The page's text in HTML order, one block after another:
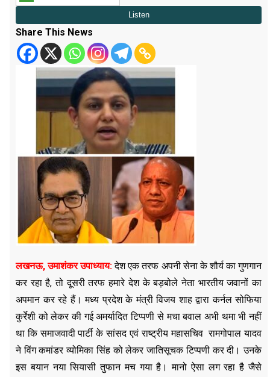
Share This News
लखनऊ, उमाशंकर उपाध्याय: देश एक तरफ अपनी सेना के शौर्य का गुणगान
कर रहा है, तो दूसरी तरफ हमारे देश के बड़बोले नेता भारतीय जवानों का
अपमान कर रहे हैं। मध्य प्रदेश के मंत्री विजय शाह द्वारा कर्नल सोफिया
कुर्रेशी को लेकर की गई अमर्यादित टिप्पणी से मचा बवाल अभी थमा भी नहीं
था कि समाजवादी पार्टी के सांसद एवं राष्ट्रीय महासचिव रामगोपाल यादव
ने विंग कमांडर व्योमिका सिंह को लेकर जातिसूचक टिप्पणी कर दी। उनके
इस बयान नया सियासी तुफान मच गया है। मानो ऐसा लग रहा है जैसे